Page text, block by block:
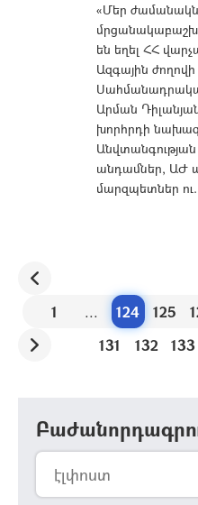
«Մեր
են եղել ՀՀ
Ազգային
Արման
խորհրդի
անդամներ, ԱԺ
մարզպետներ
1 ... 124 125
131
132 133